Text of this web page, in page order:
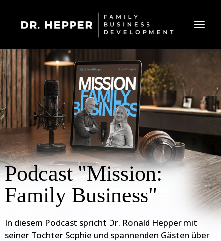
Podcast "Mission:
Family Business"
In diesem Podcast spricht Dr. Ronald Hepper mit
seiner Tochter Sophie und spannenden Gästen über